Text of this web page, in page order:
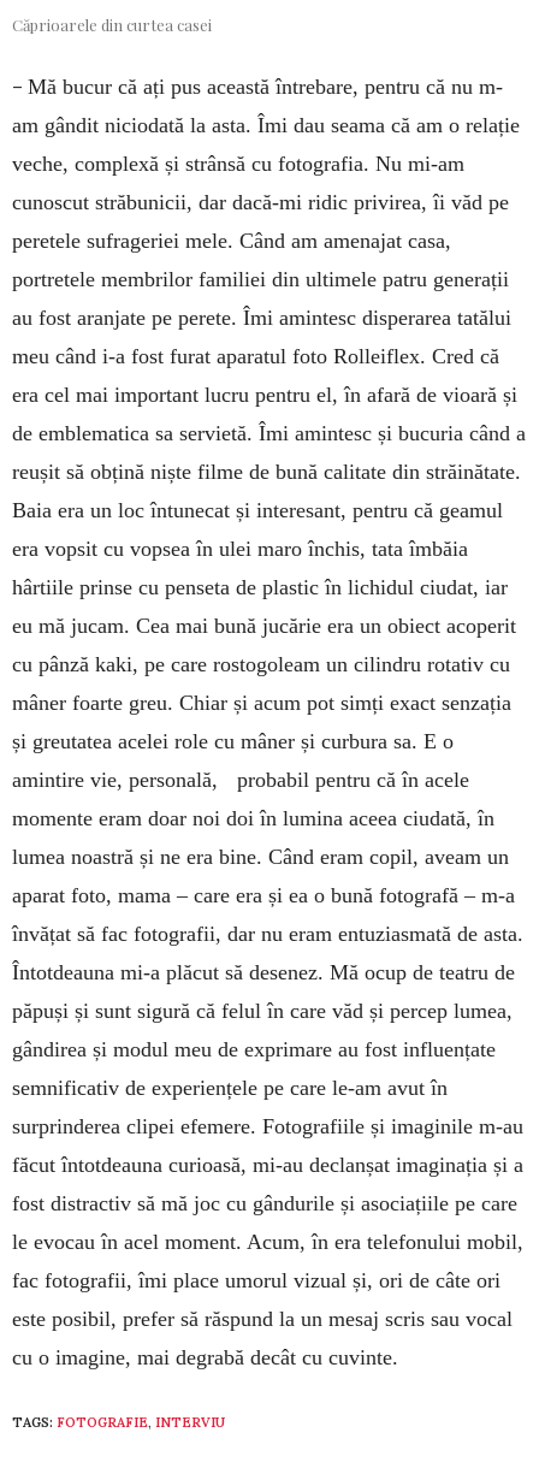
Căprioarele din curtea casei
– Mă bucur că ați pus această întrebare, pentru că nu m-
am gândit niciodată la asta. Îmi dau seama că am o relație
veche, complexă și strânsă cu fotografia. Nu mi-am
cunoscut străbunicii, dar dacă-mi ridic privirea, îi văd pe
peretele sufrageriei mele. Când am amenajat casa,
portretele membrilor familiei din ultimele patru generații
au fost aranjate pe perete. Îmi amintesc disperarea tatălui
meu când i-a fost furat aparatul foto Rolleiflex. Cred că
era cel mai important lucru pentru el, în afară de vioară și
de emblematica sa servietă. Îmi amintesc și bucuria când a
reușit să obțină niște filme de bună calitate din străinătate.
Baia era un loc întunecat și interesant, pentru că geamul
era vopsit cu vopsea în ulei maro închis, tata îmbăia
hârtiile prinse cu penseta de plastic în lichidul ciudat, iar
eu mă jucam. Cea mai bună jucărie era un obiect acoperit
cu pânză kaki, pe care rostogoleam un cilindru rotativ cu
mâner foarte greu. Chiar și acum pot simți exact senzația
și greutatea acelei role cu mâner și curbura sa. E o
amintire vie, personală, probabil pentru că în acele
momente eram doar noi doi în lumina aceea ciudată, în
lumea noastră și ne era bine. Când eram copil, aveam un
aparat foto, mama – care era și ea o bună fotografă – m-a
învățat să fac fotografii, dar nu eram entuziasmată de asta.
Întotdeauna mi-a plăcut să desenez. Mă ocup de teatru de
păpuși și sunt sigură că felul în care văd și percep lumea,
gândirea și modul meu de exprimare au fost influențate
semnificativ de experiențele pe care le-am avut în
surprinderea clipei efemere. Fotografiile și imaginile m-au
făcut întotdeauna curioasă, mi-au declanșat imaginația și a
fost distractiv să mă joc cu gândurile și asociațiile pe care
le evocau în acel moment. Acum, în era telefonului mobil,
fac fotografii, îmi place umorul vizual și, ori de câte ori
este posibil, prefer să răspund la un mesaj scris sau vocal
cu o imagine, mai degrabă decât cu cuvinte.
TAGS: FOTOGRAFIE, INTERVIU